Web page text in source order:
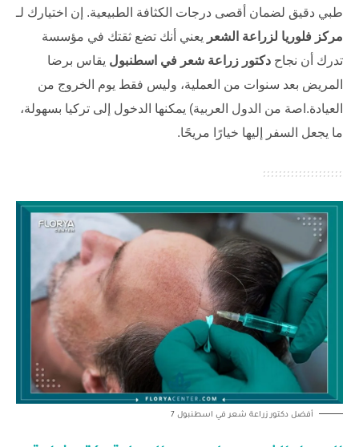
طبي دقيق لضمان أقصى درجات الكثافة الطبيعية. إن اختيارك لـ
مركز فلوريا لزراعة الشعر يعني أنك تضع ثقتك في مؤسسة
تدرك أن نجاح دكتور زراعة شعر في اسطنبول يقاس برضا
المريض بعد سنوات من العملية، وليس فقط يوم الخروج من
العيادة.اصة من الدول العربية) يمكنها الدخول إلى تركيا بسهولة،
ما يجعل السفر إليها خيارًا مريحًا.
أفضل دكتور زراعة شعر في اسطنبول 7